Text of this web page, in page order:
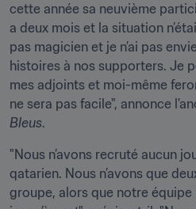
cette année sa neuvième
a deux mois et la situation
pas magicien et je n’ai pas
histoires à nos supporters. Je
mes adjoints et moi-même
Bleus.
"Nous n’avons recruté aucun
qatarien. Nous n’avons que
groupe, alors que notre